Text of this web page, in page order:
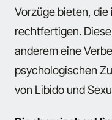
Vorzüge bieten,
rechtfertigen.
anderem eine
psychologischen
von Libido und